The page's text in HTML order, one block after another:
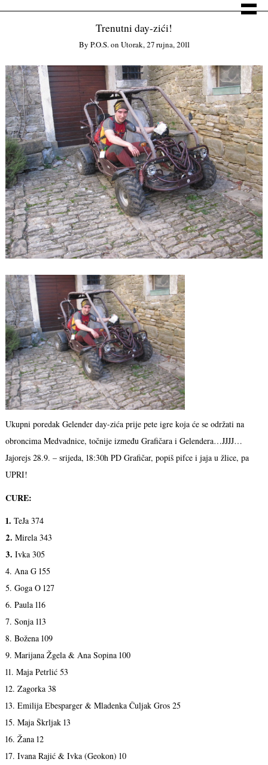
Trenutni day-zići!
By P.o.s.on Utorak, 27 rujna, 2011
Ukupni poredak Gelender day-zića prije pete igre koja će se održati na
obroncima Medvadnice, točnije između Grafičara i Gelendera…JJJJ…
Jajorejs 28.9. – srijeda, 18:30h PD Grafičar, popiš pifce i jaja u žlice, pa
UPRI!
CURE:
1. TeJa 374
2. Mirela 343
3. Ivka 305
4. Ana G 155
5. Goga O 127
6. Paula 116
7. Sonja 113
8. Božena 109
9. Marijana Žgela & Ana Sopina 100
11. Maja Petrlić 53
12. Zagorka 38
13. Emilija Ebesparger & Mladenka Čuljak Gros 25
15. Maja Škrljak 13
16. Žana 12
17. Ivana Rajić & Ivka (Geokon) 10